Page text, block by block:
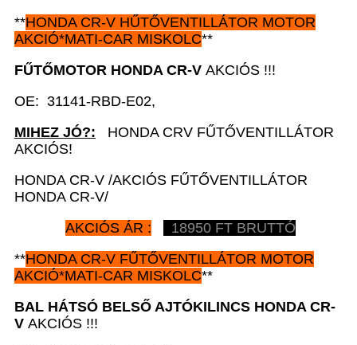
**HONDA CR-V HŰTŐVENTILLÁTOR MOTOR
AKCIÓ*MATI-CAR MISKOLC**
FŰTŐMOTOR HONDA CR-V AKCIÓS !!!
OE: 31141-RBD-E02,
MIHEZ JÓ?: HONDA CRV FŰTŐVENTILLÁTOR
AKCIÓS!
HONDA CR-V /AKCIÓS FŰTŐVENTILLÁTOR
HONDA CR-V/
AKCIÓS ÁR :
18950 FT BRUTTÓ
**HONDA CR-V FŰTŐVENTILLÁTOR MOTOR
AKCIÓ*MATI-CAR MISKOLC**
BAL HÁTSÓ BELSŐ AJTÓKILINCS HONDA CR-
V AKCIÓS !!!